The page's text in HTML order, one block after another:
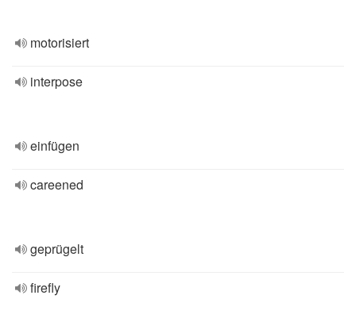
motorisiert
interpose
einfügen
careened
geprügelt
firefly